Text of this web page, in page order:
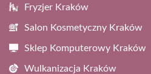
Fryzjer Kraków
Salon Kosmetyczny Kraków
Sklep Komputerowy Kraków
Wulkanizacja Kraków